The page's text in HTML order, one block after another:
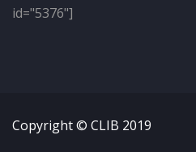
id="5376"]
Copyright © CLIB 2019